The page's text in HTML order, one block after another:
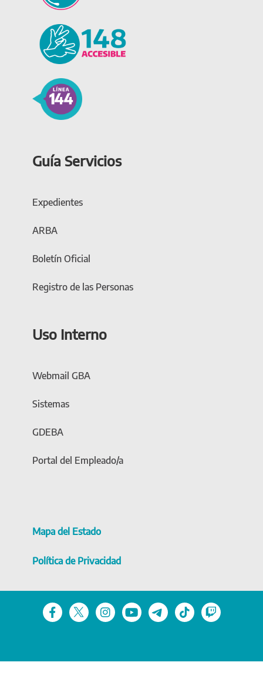
Guía Servicios
Expedientes
ARBA
Boletín Oficial
Registro de las Personas
Uso Interno
Webmail GBA
Sistemas
GDEBA
Portal del Empleado/a
Mapa del Estado
Política de Privacidad